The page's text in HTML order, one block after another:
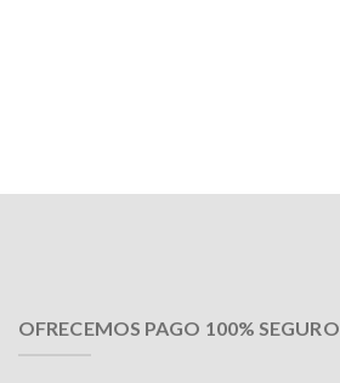
OFRECEMOS PAGO 100% SEGURO